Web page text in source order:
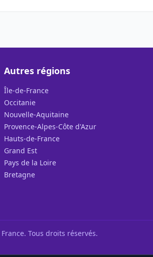
Autres régions
Île-de-France
Occitanie
Nouvelle-Aquitaine
Provence-Alpes-Côte d'Azur
Hauts-de-France
Grand Est
Pays de la Loire
Bretagne
Tous droits réservés.